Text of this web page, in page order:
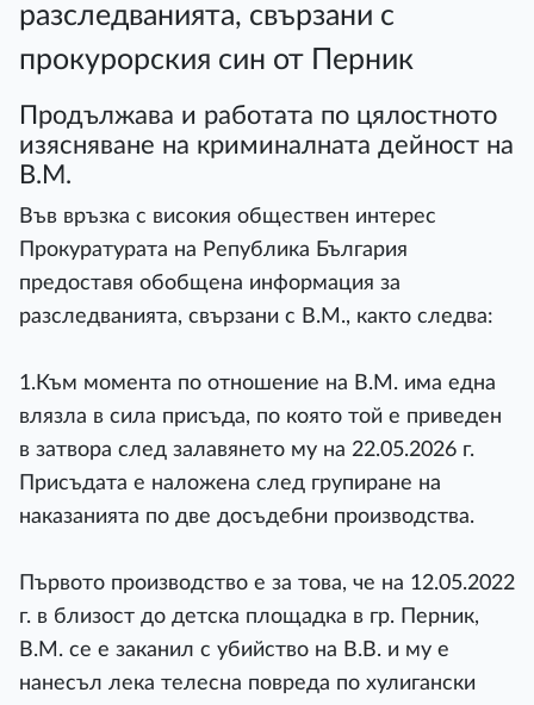
разследванията, свързани с
прокурорския син от Перник
Продължава и работата по цялостното
изясняване на криминалната дейност на
В.М.
Във връзка с високия обществен интерес
Прокуратурата на Република България
предоставя обобщена информация за
разследванията, свързани с В.М., както следва:
1.Към момента по отношение на В.М. има една
влязла в сила присъда, по която той е приведен
в затвора след залавянето му на 22.05.2026 г.
Присъдата е наложена след групиране на
наказанията по две досъдебни производства.
Първото производство е за това, че на 12.05.2022
г. в близост до детска площадка в гр. Перник,
В.М. се е заканил с убийство на В.В. и му е
нанесъл лека телесна повреда по хулигански